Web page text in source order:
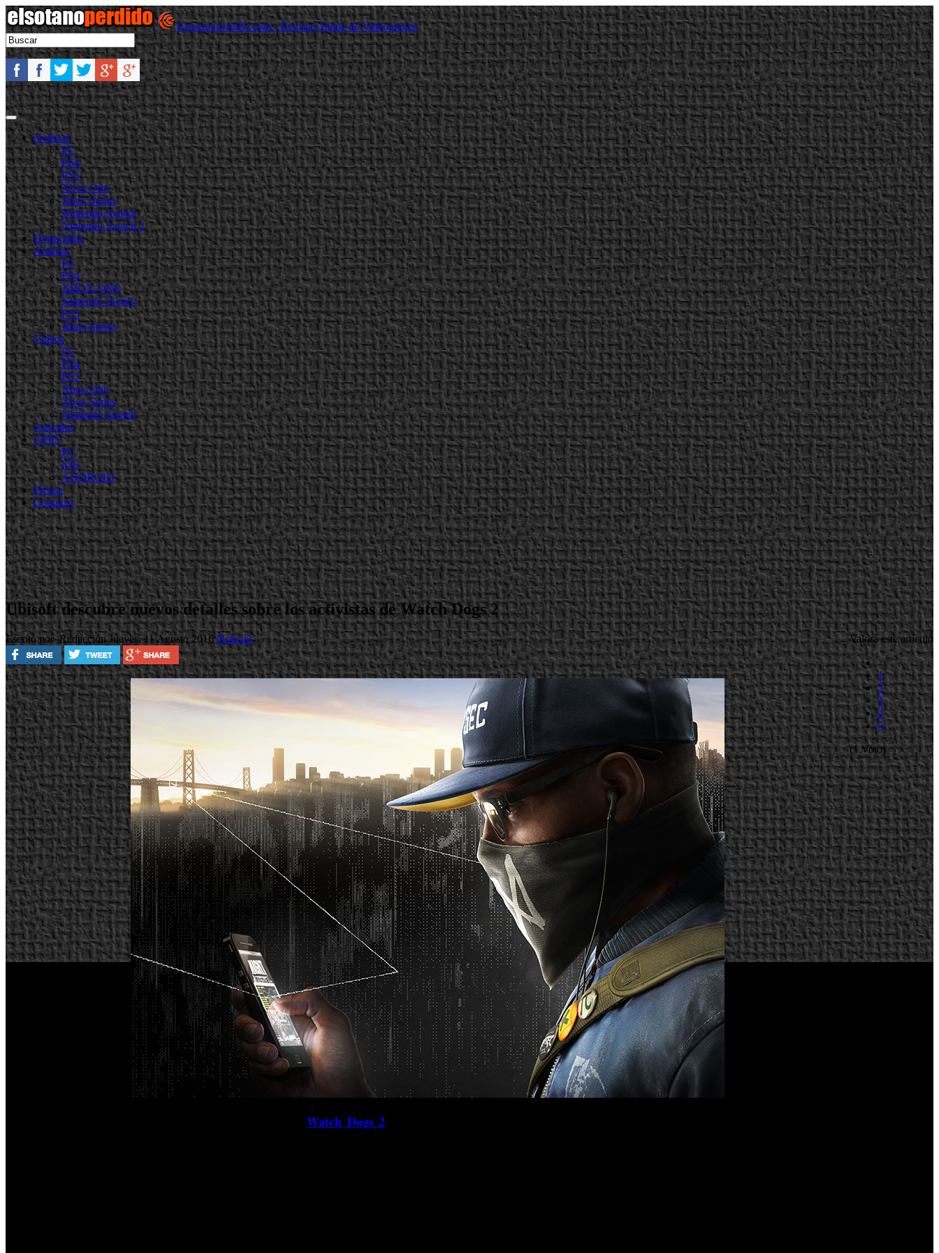
Elsotanoperdido.com - Revista Online de Videojuegos
Noticias
PC
PS4
PS5
Xbox One
Xbox Series
Nintendo Switch
Nintendo Switch 2
Destacadas
Análisis
PC
PS4
XBOX ONE
Nintendo Switch
PS5
Xbox Series
Videos
PC
PS4
PS5
Xbox One
Xbox Series
Nintendo Switch
Artículos
APPS
PC
iOS
ANDROID
Prensa
Contacto
Ubisoft descubre nuevos detalles sobre los activistas de Watch Dogs 2
Escrito por RedacciónJueves, 11 Agosto 2016Noticias Valora este artículo
1
2
3
4
5
(1 Voto)
Ubisoft ha distribuido un nuevo diario de desarrollo de ‘Watch Dogs 2